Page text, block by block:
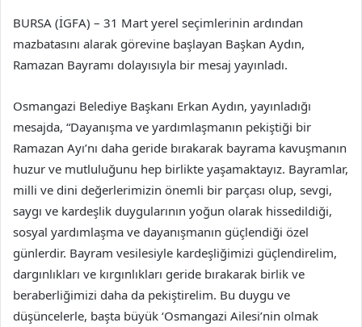
BURSA (İGFA) – 31 Mart yerel seçimlerinin ardından
mazbatasını alarak görevine başlayan Başkan Aydın,
Ramazan Bayramı dolayısıyla bir mesaj yayınladı.
Osmangazi Belediye Başkanı Erkan Aydın, yayınladığı
mesajda, “Dayanışma ve yardımlaşmanın pekiştiği bir
Ramazan Ayı’nı daha geride bırakarak bayrama kavuşmanın
huzur ve mutluluğunu hep birlikte yaşamaktayız. Bayramlar,
milli ve dini değerlerimizin önemli bir parçası olup, sevgi,
saygı ve kardeşlik duygularının yoğun olarak hissedildiği,
sosyal yardımlaşma ve dayanışmanın güçlendiği özel
günlerdir. Bayram vesilesiyle kardeşliğimizi güçlendirelim,
dargınlıkları ve kırgınlıkları geride bırakarak birlik ve
beraberliğimizi daha da pekiştirelim. Bu duygu ve
düşüncelerle, başta büyük ‘Osmangazi Ailesi’nin olmak